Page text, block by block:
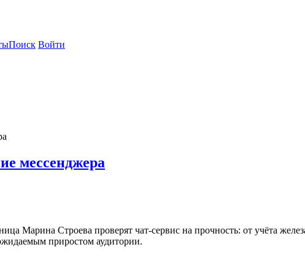
Поиск Войти
мессенджера
Марина Строева проверят чат-сервис на прочность: от учёта
приростом аудитории.